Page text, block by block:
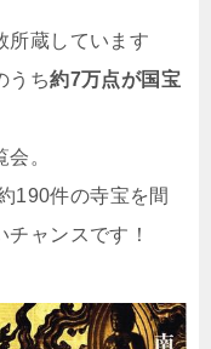
所蔵しています
うち約7万点が国宝
。
190件の寺宝を間
ャンスです！